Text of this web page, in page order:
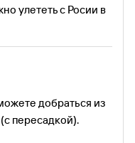
улететь с Росии в
добраться из
пересадкой).